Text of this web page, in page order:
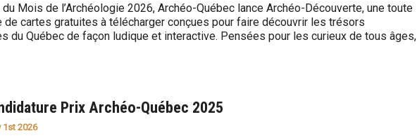
Mois de l’Archéologie 2026, Archéo-Québec lance Archéo-Découverte, une toute
de cartes gratuites à télécharger conçues pour faire découvrir les trésors
du Québec de façon ludique et interactive. Pensées pour les curieux de tous âges,
Prix Archéo-Québec 2025
1st 2026